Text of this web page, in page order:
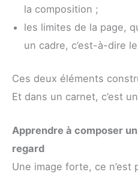
la composition ;
les limites de la page,
un cadre, c’est-à-dire
Ces deux éléments
Et dans un carnet, c’est
Apprendre à composer
regard
Une image forte, ce n’est